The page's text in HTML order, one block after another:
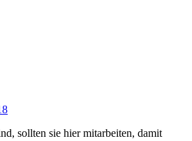
sollten sie hier mitarbeiten, damit